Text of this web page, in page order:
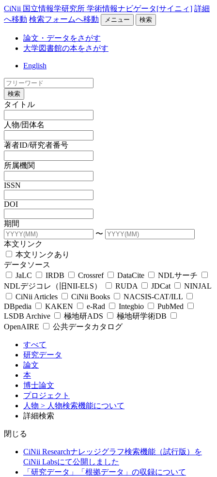
CiNii 国立情報学研究所 学術情報ナビゲータ[サイニィ] 詳細
へ移動 検索フォームへ移動 メニュー 検索
論文・データをさがす
大学図書館の本をさがす
English
検索
タイトル
人物/団体名
著者ID/研究者番号
所属機関
ISSN
DOI
期間
〜
本文リンク
本文リンクあり
データソース
JaLC
IRDB Crossref DataCite
NDLサーチ
NDLデジコレ（旧NII-ELS）
RUDA JDCat
NINJAL
CiNii Articles
CiNii Books
NACSIS-CAT/ILL
DBpedia
KAKEN e-Rad Integbio
PubMed
LSDB Archive
極地研ADS
極地研学術DB
OpenAIRE
公共データカタログ
すべて
研究データ
論文
本
博士論文
プロジェクト
人物 > 人物検索機能について
詳細検索
閉じる
CiNii Researchナレッジグラフ検索機能（試行版）を
CiNii Labsにて公開しました
「研究データ」「根拠データ」の収録について